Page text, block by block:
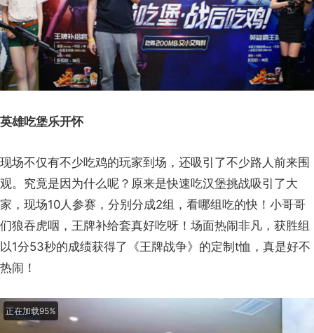
英雄吃堡乐开怀
现场不仅有不少吃鸡的玩家到场，还吸引了不少路人前来围
观。究竟是因为什么呢？原来是快速吃汉堡挑战吸引了大
家，现场10人参赛，分别分成2组，看哪组吃的快！小哥哥
们狼吞虎咽，王牌补给套真好吃呀！场面热闹非凡，获胜组
以1分53秒的成绩获得了《王牌战争》的定制t恤，真是好不
热闹！